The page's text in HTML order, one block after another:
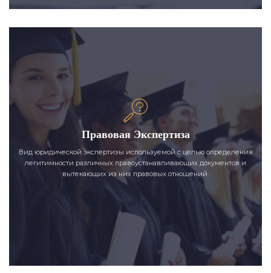
Правовая Экспертиза
Вид юридической экспертизы используемой с целью определения
легитимности различных правоустанавливающих документов и
вытекающих из них правовых отношений.